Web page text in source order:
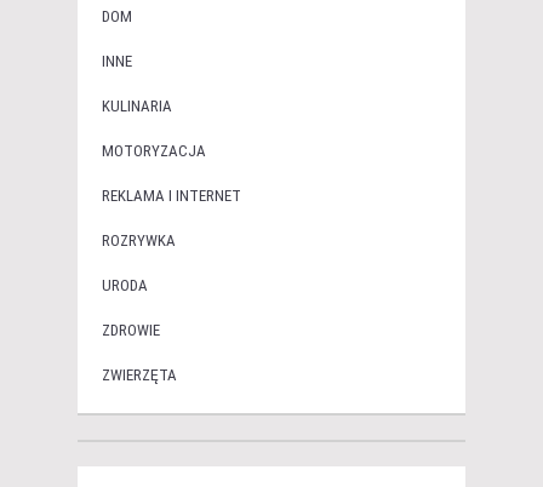
DOM
INNE
KULINARIA
MOTORYZACJA
REKLAMA I INTERNET
ROZRYWKA
URODA
ZDROWIE
ZWIERZĘTA